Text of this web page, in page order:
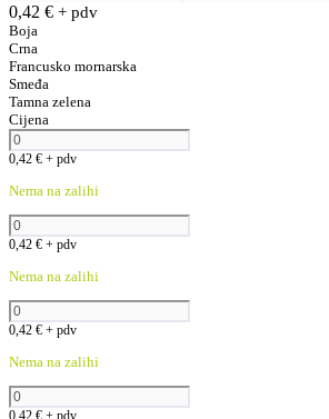
0,42 € + pdv
Boja
Crna
Francusko mornarska
Smeđa
Tamna zelena
Cijena
0,42 € + pdv
Nema na zalihi
0,42 € + pdv
Nema na zalihi
0,42 € + pdv
Nema na zalihi
0,42 € + pdv